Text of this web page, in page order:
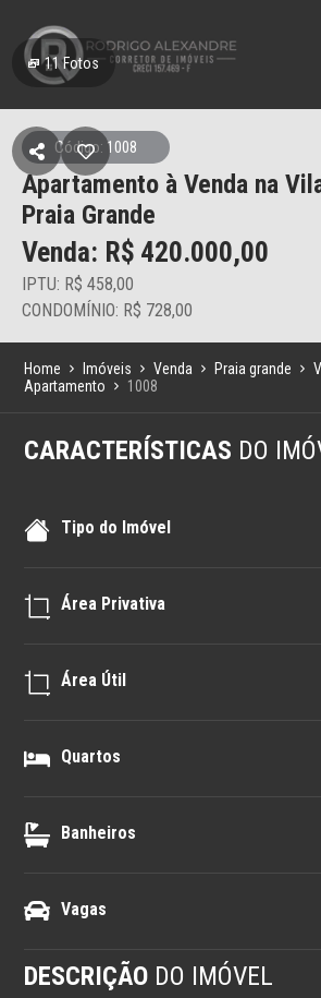
11 Fotos
Código: 1008
Apartamento à Venda na
Praia Grande
Venda: R$ 420.000,00
IPTU: R$ 458,00
CONDOMÍNIO: R$ 728,00
Home Imóveis Venda Praia grande
Apartamento
1008
CARACTERÍSTICAS DO
Tipo do Imóvel
Área Privativa
Área Útil
Quartos
Banheiros
Vagas
DESCRIÇÃO DO IMÓVEL